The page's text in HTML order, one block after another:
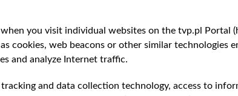
you visit individual websites on the tvp.pl Portal
cookies, web beacons or other similar technologies
and analyze Internet traffic.
and data collection technology, access to